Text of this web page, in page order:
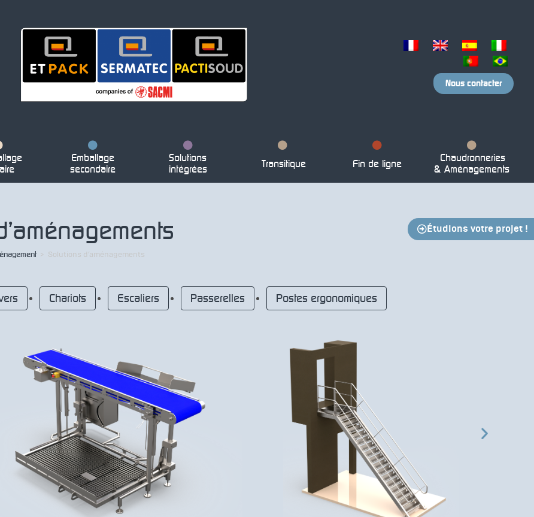
Étudions votre projet !
Nous contacter
Emballage
secondaire
Solutions
intégrées
Transitique Fin de ligne
Chaudronneries
& Aménagements
> Solutions d’aménagements
Chariots Escaliers Passerelles Postes ergonomiques